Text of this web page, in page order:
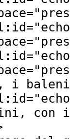
="
="
="
="
="
i
="
con